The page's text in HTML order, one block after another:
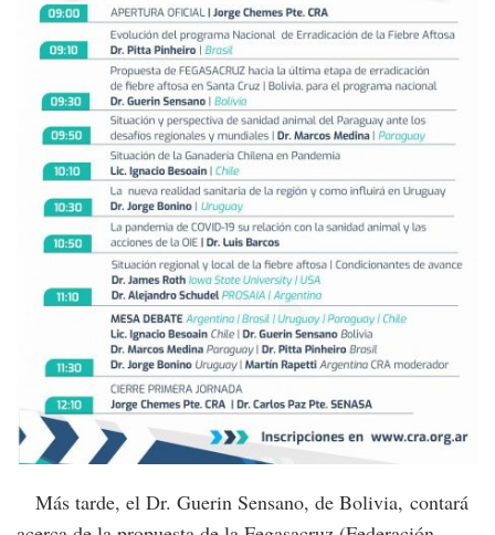
Más tarde, el Dr. Guerin Sensano, de Bolivia, contará